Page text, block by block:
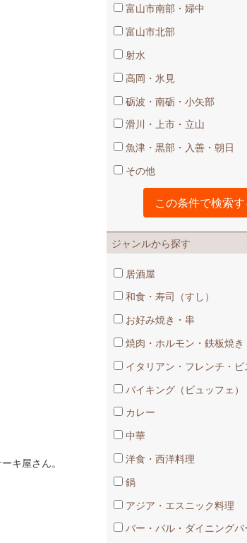
富山市南部・婦中
富山市北部
射水
高岡・氷見
砺波・南砺・小矢部
滑川・上市・立山
魚津・黒部・入善・朝日
その他
ジャンルから探す
居酒屋
和食・寿司（すし）
お好み焼き・串
焼肉・ホルモン・鉄板焼き
イタリアン・フレンチ・ビ
バイキング（ビュッフェ）
カレー
中華
洋食・西洋料理
鍋
アジア・エスニック料理
バー・バル・ダイニングバ
キ屋さん。